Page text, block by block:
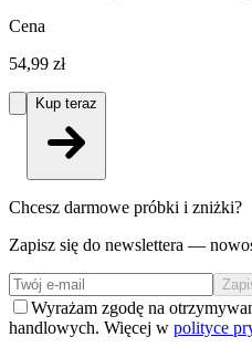
Cena
54,99 zł
Kup teraz
Chcesz darmowe próbki i zniżki?
Zapisz się do newslettera —
Wyrażam zgodę na
handlowych. Więcej w polityce